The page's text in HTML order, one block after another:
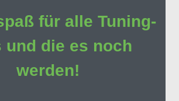
für alle Tuning-
und die es noch
werden!